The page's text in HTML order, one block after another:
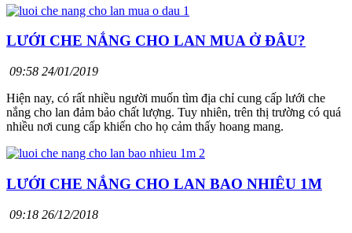
LƯỚI CHE NẮNG CHO LAN MUA Ở ĐÂU?
09:58 24/01/2019
Hiện nay, có rất nhiều người muốn tìm địa chỉ cung cấp lưới che
nắng cho lan đảm bảo chất lượng. Tuy nhiên, trên thị trường có quá
nhiều nơi cung cấp khiến cho họ cảm thấy hoang mang.
LƯỚI CHE NẮNG CHO LAN BAO NHIÊU 1M
09:18 26/12/2018